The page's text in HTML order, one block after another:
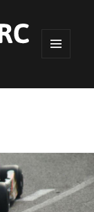
WIDGETS